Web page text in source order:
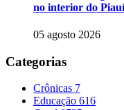
no interior do Piauí
05 agosto 2026
Categorias
Crônicas 7
Educação 616